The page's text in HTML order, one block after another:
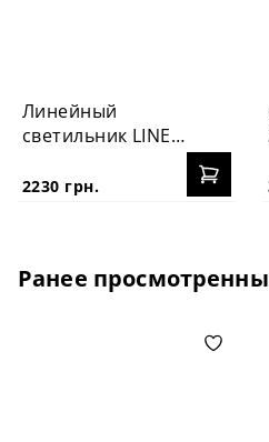
Линейный
светильник LINE
2230 грн.
Ранее